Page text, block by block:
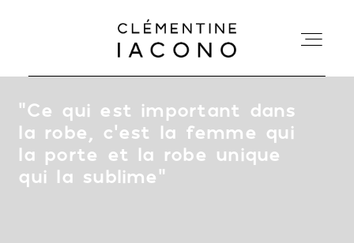
ACCUEIL
COLLECTIONS
“Ce qui est important dans
la robe, c’est la femme qui
la porte et la robe unique
qui la sublime”